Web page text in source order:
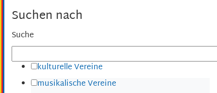
Suchen nach
Suche
kulturelle Vereine
musikalische Vereine